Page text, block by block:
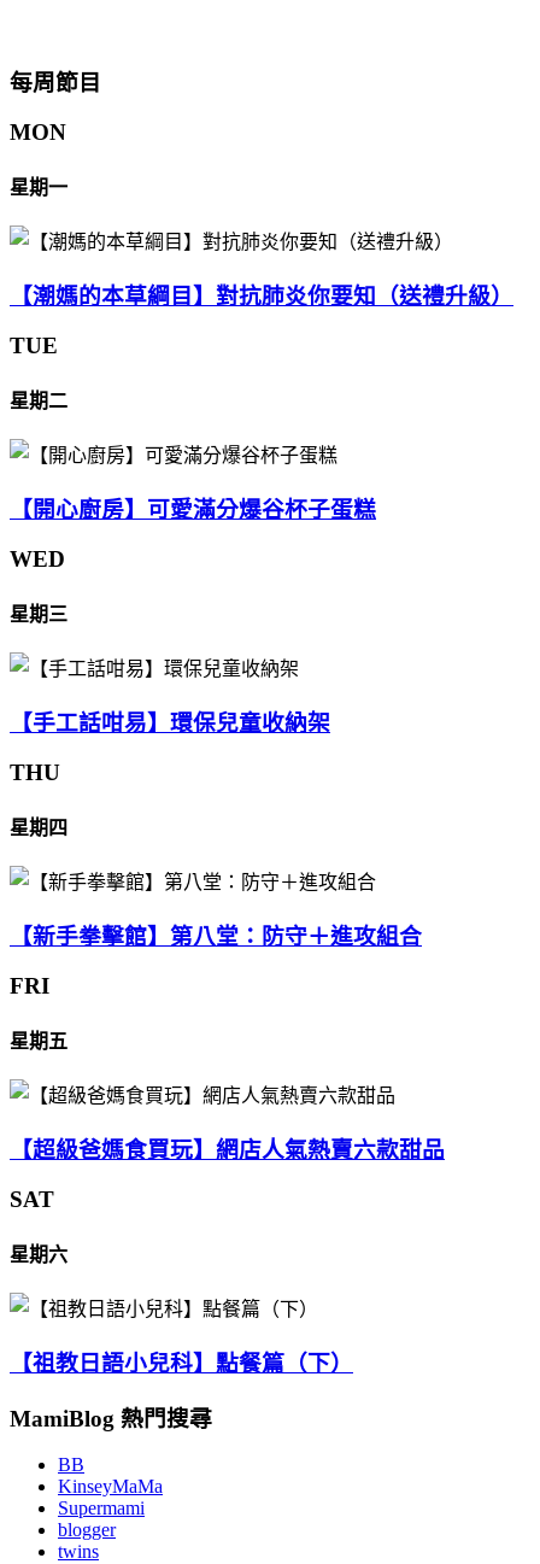
每周節目
MON
星期一
【潮媽的本草綱目】對抗肺炎你要知（送禮升級）
TUE
星期二
【開心廚房】可愛滿分爆谷杯子蛋糕
WED
星期三
【手工話咁易】環保兒童收納架
THU
星期四
【新手拳擊館】第八堂：防守＋進攻組合
FRI
星期五
【超級爸媽食買玩】網店人氣熱賣六款甜品
SAT
星期六
【祖教日語小兒科】點餐篇（下）
MamiBlog 熱門搜尋
BB
KinseyMaMa
Supermami
blogger
twins